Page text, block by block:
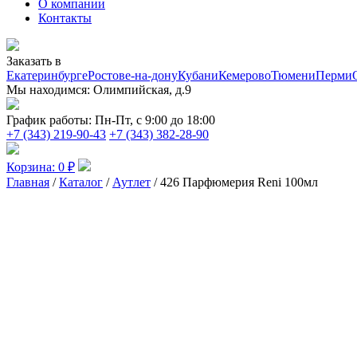
О компании
Контакты
Заказать в
ЕкатеринбургеРостове-на-донуКубаниКемеровоТюмениПерми
Мы находимся: Олимпийская, д.9
График работы: Пн-Пт, с 9:00 до 18:00
+7 (343) 219-90-43 +7 (343) 382-28-90
Корзина: 0 ₽
Главная /Каталог / Аутлет / 426 Парфюмерия Reni 100мл